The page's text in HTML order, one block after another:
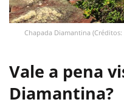
Chapada Diamantina
Vale a pena
Diamantina?